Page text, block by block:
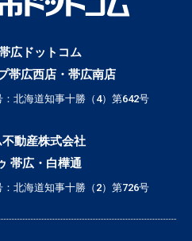
広ドットコム
帯広西店・帯広南店
北海道知事十勝（4）第642号
不動産株式会社
帯広・白樺通
北海道知事十勝（2）第726号